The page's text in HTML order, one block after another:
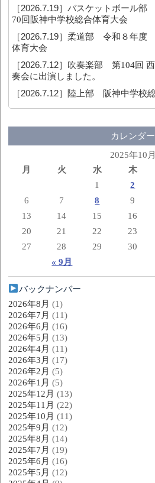
［2026.7.19］バスケットボール部
70回阪神中学校総合体育大会
［2026.7.19］柔道部 令和８年度
体育大会
［2026.7.12］ 吹奏楽部 第104回
奏会に出演しました。
［2026.7.12］ 陸上部 阪神中学校
カレンダー
2025年10月
月
火 水 木
« 9月
1 2
6
7 8 9
13
14 15 16
20
21 22 23
27
28 29 30
バックナンバー
2026年8月 (1)
2026年7月 (11)
2026年6月 (16)
2026年5月 (13)
2026年4月 (11)
2026年3月 (17)
2026年2月 (5)
2026年1月 (5)
2025年12月 (13)
2025年11月 (22)
2025年10月 (11)
2025年9月 (12)
2025年8月 (14)
2025年7月 (19)
2025年6月 (16)
2025年5月 (12)